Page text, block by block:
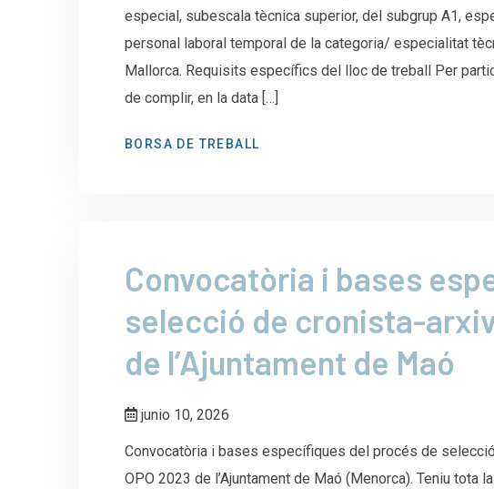
especial, subescala tècnica superior, del subgrup A1,
personal laboral temporal de la categoria/ especialitat
Mallorca. Requisits específics del lloc de treball Per
de complir, en la data […]
BORSA DE TREBALL
Convocatòria i bases
selecció de cronista-
de l’Ajuntament de Maó
junio 10, 2026
Convocatòria i bases específiques del procés de
OPO 2023 de l’Ajuntament de Maó (Menorca). Teniu tota